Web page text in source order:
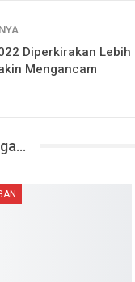
Diperkirakan Lebih
Mengancam